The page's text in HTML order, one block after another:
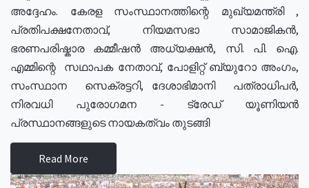
അദ്ദേഹം. കേരള സംസ്ഥാനത്തിന്റെ മുഖ്യമന്ത്രി ,
പ്രതിപക്ഷനേതാവ്, നിയമസഭാ സാമാജികൻ,
ഭരണപരിഷ്കാര കമ്മീഷൻ അധ്യക്ഷൻ, സി. പി. ഐ.
എമ്മിന്റെ സഥാപക നേതാവ്, പോളിറ്റ് ബ്യുറോ അംഗം,
സംസ്ഥാന സെക്രട്ടറി, ദേശാഭിമാനി പത്രാധിപർ,
നിരവധി പുരോഗമന - ട്രേഡ് യൂണിയൻ
പ്രസ്ഥാനങ്ങളുടെ നായകത്വം തുടങ്ങി
Read More